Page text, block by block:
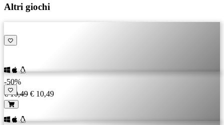
Altri giochi
-50%
€ 10,49 € 10,49